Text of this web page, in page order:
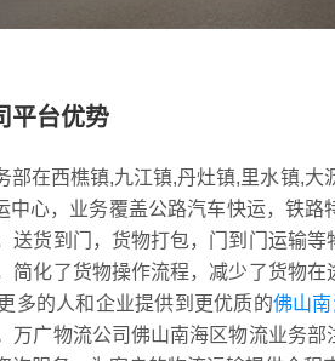
平台优势
部在西樵镇,九江镇,丹灶镇,里水镇,
中心，业务覆盖公路汽车快运，铁
送货到门，货物打包，门到门运输
简化了货物操作流程，减少了货物
多的人和企业提供到更优质的佛山
万广物流公司佛山南海区物流业务